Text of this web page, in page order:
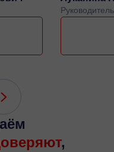
,